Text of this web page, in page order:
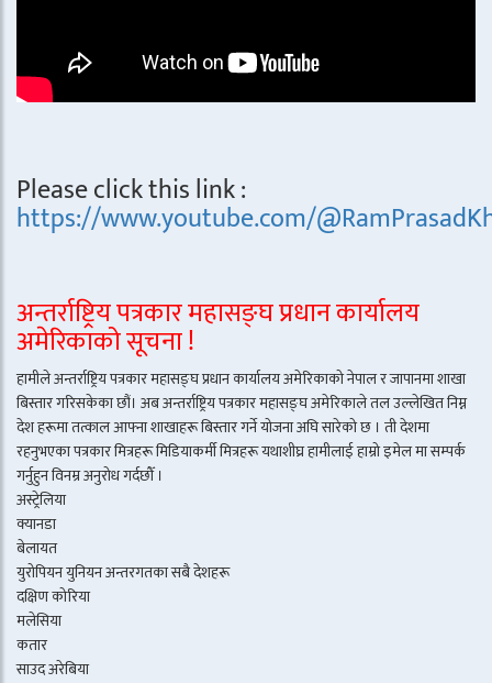
Please click this link :
https://www.youtube.com/
अन्तर्राष्ट्रिय पत्रकार महासङ्घ प्रधान कार्यालय
अमेरिकाको सूचना !
हामीले अन्तर्राष्ट्रिय पत्रकार महासङ्घ प्रधान कार्यालय अमेरिकाको नेपाल र जापानमा शाखा
बिस्तार गरिसकेका छौं। अब अन्तर्राष्ट्रिय पत्रकार महासङ्घ अमेरिकाले तल उल्लेखित निम्न
देश हरूमा तत्काल आफ्ना शाखाहरू बिस्तार गर्ने योजना अघि सारेको छ । ती देशमा
रहनुभएका पत्रकार मित्रहरू मिडियाकर्मी मित्रहरू यथाशीघ्र हामीलाई हाम्रो इमेल मा सम्पर्क
गर्नुहुन विनम्र अनुरोध गर्दछौँ ।
अस्ट्रेलिया
क्यानडा
बेलायत
युरोपियन युनियन अन्तरगतका सबै देशहरू
दक्षिण कोरिया
मलेसिया
कतार
साउद अरेबिया